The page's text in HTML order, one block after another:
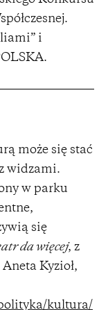
i
może się stać
widzami.
w parku
się
da więcej, z
Kyzioł,
kultura/